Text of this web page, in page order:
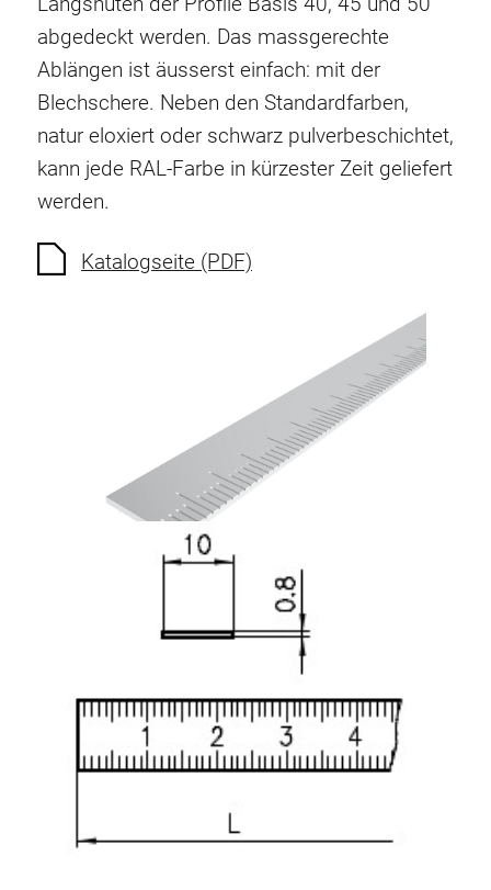
Verdrehsicherungen
Gewindeeinsätze
Bodenverbindungselemente
Rollenelemente
Kunststoffelemente
Kabelkanäle
Scharniere und Gelenke
Rollbahnsystem
abgedeckt werden. Das massgerechte
Ablängen ist äusserst einfach: mit der
Blechschere. Neben den Standardfarben,
natur eloxiert oder schwarz pulverbeschichtet,
kann jede RAL-Farbe in kürzester Zeit geliefert
werden.
Katalogseite (PDF)